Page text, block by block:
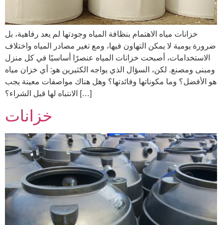
خزانات مياه الاهتمام بنظافة المياه وجودتها لم يعد رفاهية، بل
ضرورة يومية لا يمكن التهاون فيها، ومع تغير مصادر المياه واختلاف
الاستخدامات، أصبحت خزانات المياه عنصرًا أساسيًا في كل منزل
ومبنى ومصنع. لكن، السؤال الذي يواجه الكثيرين هو: أي خزان مياه
هو الأفضل؟ وما مكوناتها وفائدتها؟ وهل هناك مواصفات معينة يجب
الانتباه لها قبل الشراء؟ […]
خزانات